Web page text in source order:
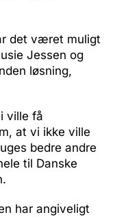
det været muligt
Jessen og
løsning,
ville få
at vi ikke ville
bedre andre
til Danske
har angiveligt